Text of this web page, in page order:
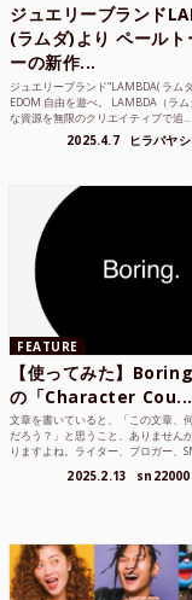
ジュエリーブランド
(ラムダ)より ペールト
ーの新作...
ジュエリーブランド“LAMBDA( ラムダ
EDOM 自由を遊べ。 LAMBDA（ラ
な資源を無限のクリエイティブで追...
2025.4.7 ヒラバヤシ
FEATURE
【使ってみた】
の「Character Cou...
文章を書いていると、「この文章、
だろう？」と思うこと、ありません
りますよね。ライター、ブロガー、
2025.2.13 sn22000